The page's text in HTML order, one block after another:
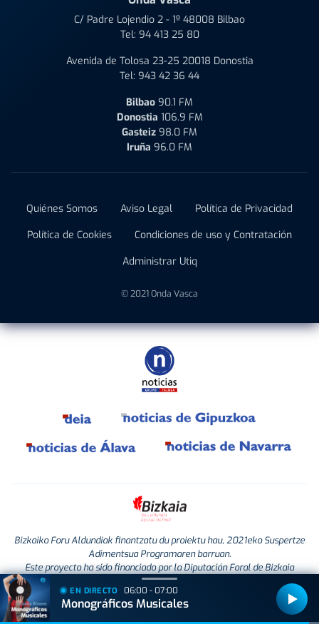
C/ Padre Lojendio 2 - 1º 48008 Bilbao
Tel: 94 413 25 80
Avenida de Tolosa 23-25 20018 Donostia
Tel: 943 42 36 44
Bilbao 90.1 FM
Donostia 106.9 FM
Gasteiz 98.0 FM
Iruña 96.0 FM
Quiénes Somos Aviso Legal
Política de Privacidad
Política de Cookies
Condiciones de uso y Contratación
Administrar Utiq
© 2021 Onda Vasca
Bizkaiko Foru Aldundiak finantzatu du proiektu hau, 2021eko Suspertze
Adimentsua Programaren barruan.
Este proyecto ha sido financiado por la Diputación Foral de Bizkaia
dentro del Programa Reactivación Inteligente 2021.
EN DIRECTO 06:00 - 07:00
Monográficos Musicales